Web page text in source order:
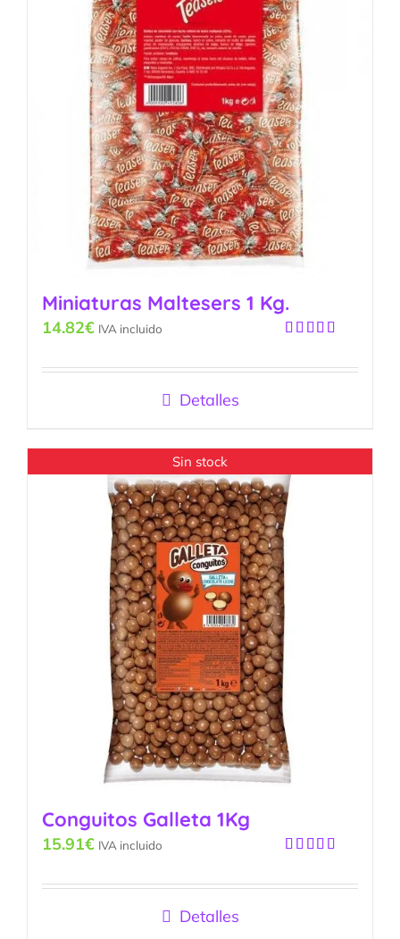
Miniaturas Maltesers 1 Kg.
5
14.82€ IVA incluido
Detalles
Sin stock
Conguitos Galleta 1Kg
5
15.91€ IVA incluido
Detalles